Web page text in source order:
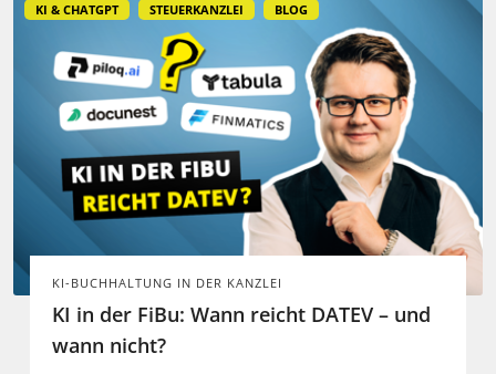
KI & CHATGPT STEUERKANZLEI BLOG
KI-BUCHHALTUNG IN DER KANZLEI
KI in der FiBu: Wann reicht DATEV – und
wann nicht?